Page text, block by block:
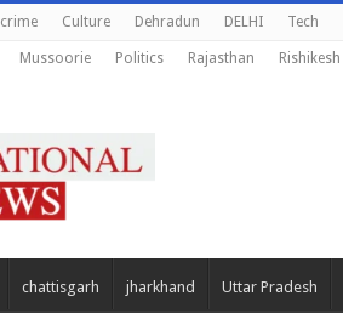
crime Culture Dehradun DELHI Tech
Mussoorie Politics Rajasthan Rishikesh
chattisgarh jharkhand Uttar Pradesh